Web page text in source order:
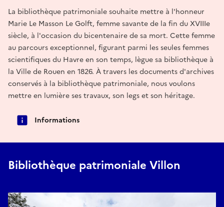
La bibliothèque patrimoniale souhaite mettre à l'honneur
Marie Le Masson Le Golft, femme savante de la fin du XVIIIe
siècle, à l'occasion du bicentenaire de sa mort. Cette femme
au parcours exceptionnel, figurant parmi les seules femmes
scientifiques du Havre en son temps, lègue sa bibliothèque à
la Ville de Rouen en 1826. À travers les documents d'archives
conservés à la bibliothèque patrimoniale, nous voulons
mettre en lumière ses travaux, son legs et son héritage.
Informations
Bibliothèque patrimoniale Villon